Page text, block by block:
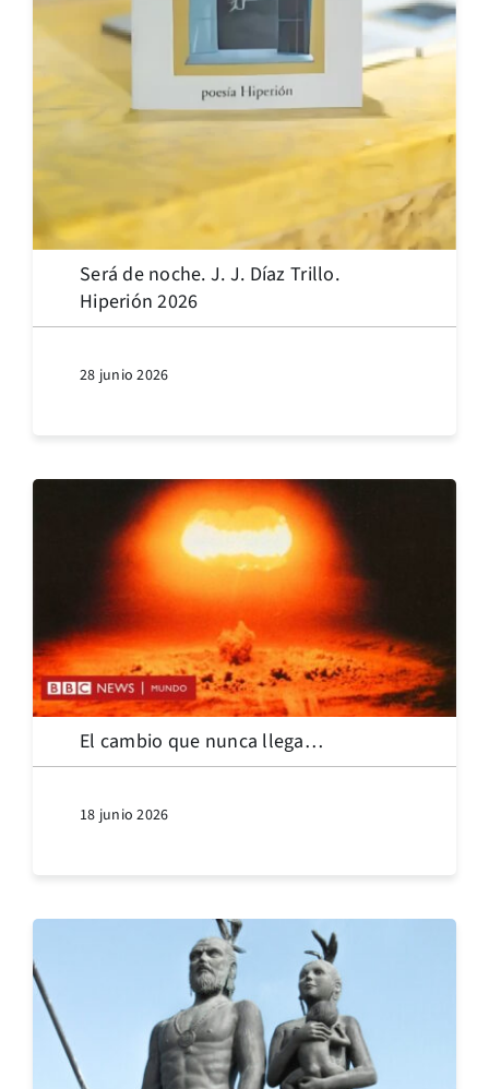
Será de noche. J. J. Díaz Trillo.
Hiperión 2026
28 junio 2026
El cambio que nunca llega…
18 junio 2026